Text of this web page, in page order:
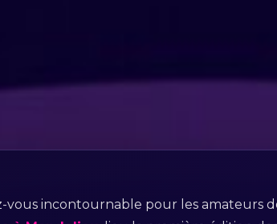
vous incontournable pour les amateurs